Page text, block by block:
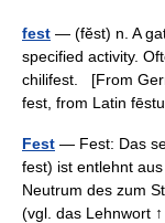
fest — (fĕst) n. A
specified activity.
chilifest. [From
fest, from Latin
Fest — Fest: Das
fest) ist entlehnt
Neutrum des zum
(vgl. das Lehnwort